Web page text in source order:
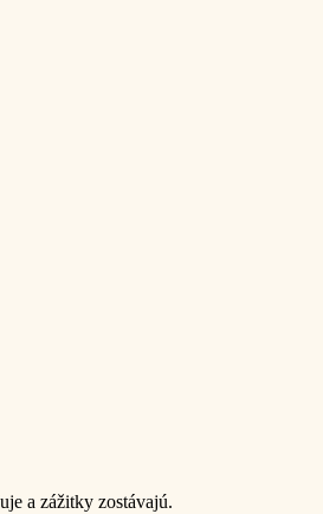
a zážitky zostávajú.